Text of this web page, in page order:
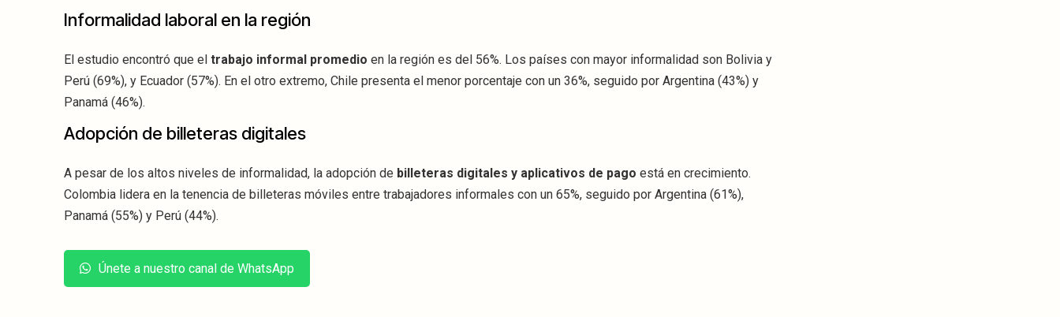
Informalidad laboral en la región
El estudio encontró que el trabajo informal promedio en la región es del 56%. Los países con mayor informalidad son Bolivia y
Perú (69%), y Ecuador (57%). En el otro extremo, Chile presenta el menor porcentaje con un 36%, seguido por Argentina (43%) y
Panamá (46%).
Adopción de billeteras digitales
A pesar de los altos niveles de informalidad, la adopción de billeteras digitales y aplicativos de pago está en crecimiento.
Colombia lidera en la tenencia de billeteras móviles entre trabajadores informales con un 65%, seguido por Argentina (61%),
Panamá (55%) y Perú (44%).
Únete a nuestro canal de WhatsApp